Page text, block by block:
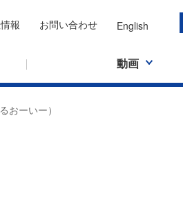
報 お問い合わせ English
動画
おーいー）